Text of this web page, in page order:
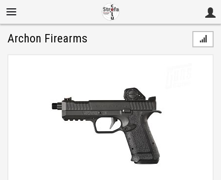
Archon Firearms